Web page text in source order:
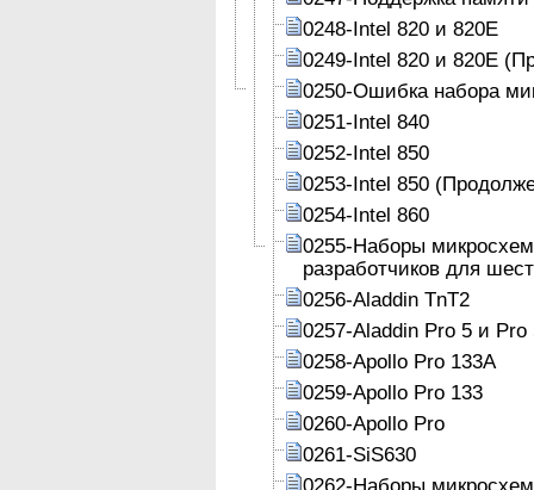
0248-Intel 820 и 820Е
0249-Intel 820 и 820Е
0250-Ошибка набора
0251-Intel 840
0252-Intel 850
0253-Intel 850
0254-Intel 860
0255-Наборы
разработчиков для
0256-Aladdin TnT2
0257-Aladdin Pro 5 и Pro
0258-Apollo Pro 133A
0259-Apollo Pro 133
0260-Apollo Pro
0261-SiS630
0262-Наборы